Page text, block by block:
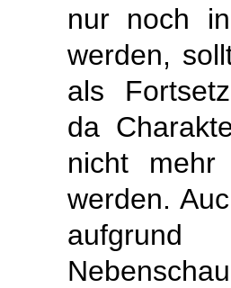
nur noch
werden,
als
da
nicht mehr
werden.